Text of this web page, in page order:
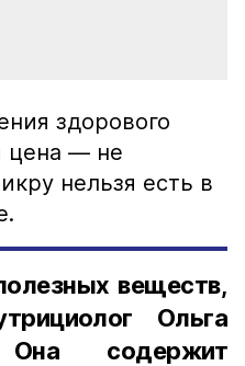
здорового
цена — не
нельзя есть в
веществ,
Ольга
содержит